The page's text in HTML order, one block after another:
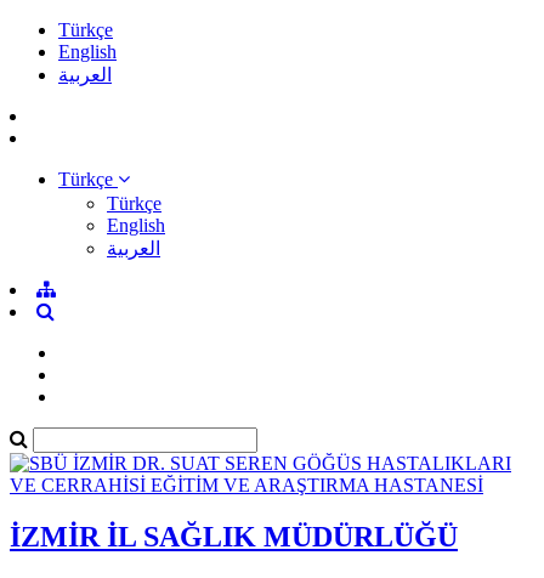
Türkçe
English
العربية
Türkçe
Türkçe
English
العربية
İZMİR İL SAĞLIK MÜDÜRLÜĞÜ